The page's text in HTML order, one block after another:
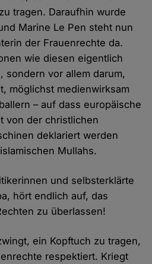
tragen. Daraufhin wurde
Marine Le Pen steht nun
der Frauenrechte da.
wie diesen eigentlich
sondern vor allem darum,
möglichst medienwirksam
– auf dass europäische
von der christlichen
deklariert werden
Mullahs.
und selbsterklärte
hört endlich auf, das
zu überlassen!
ein Kopftuch zu tragen,
respektiert. Kriegt